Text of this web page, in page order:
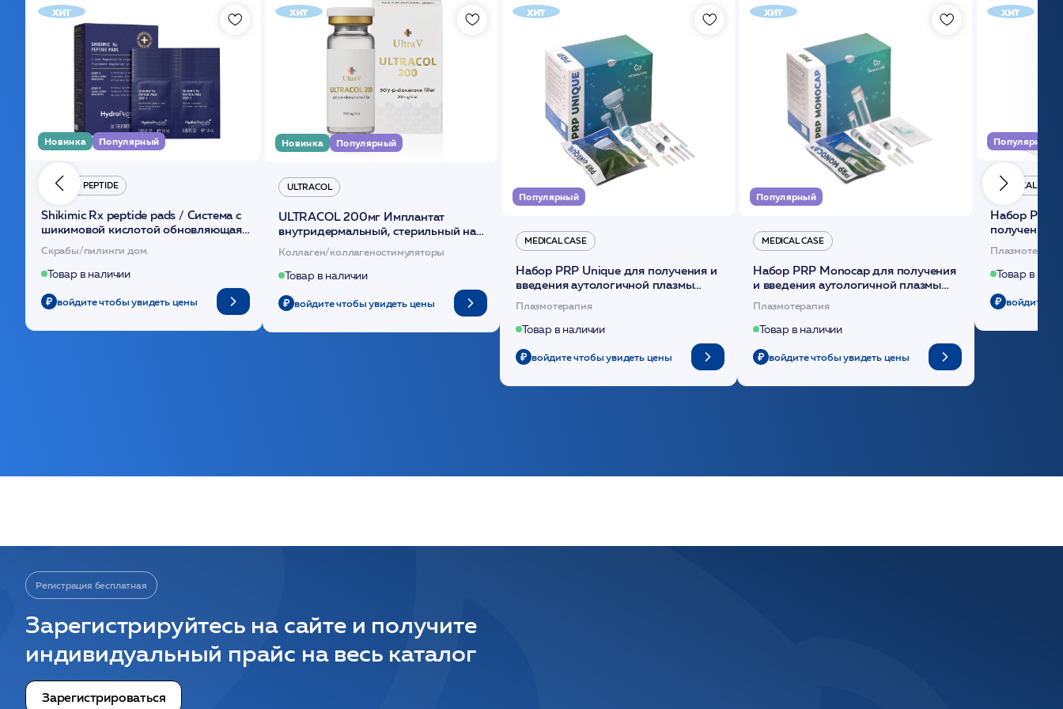
хит
Новинка Популярный
HYDRO PEPTIDE
Shikimic Rx peptide pads / Cистема с
шикимовой кислотой обновляющая
(30шт) /HP
Скрабы/пилинги дом.
Товар в наличии
войдите чтобы увидеть цены
хит
Новинка Популярный
ULTRACOL
ULTRACOL 200мг Имплантат
внутридермальный, стерильный на
основе полидиоксанона /ULTRACOL
Коллаген/коллагеностимуляторы
Товар в наличии
войдите чтобы увидеть цены
хит
Популярный
MEDICAL CASE
Набор PRP Unique для получения и
введения аутологичной плазмы
(саше 1шт)/Medical Case
Плазмотерапия
Товар в наличии
войдите чтобы увидеть цены
хит
Популярный
MEDICAL CASE
Набор PRP Monocap для получения
и введения аутологичной плазмы
(саше 1шт)/Medical Case
Плазмотерапия
Товар в наличии
войдите чтобы увидеть цены
хит
Популярный
MEDICAL CASE
Набор Plasmoactive Стандарт для
получения
плазмы
Товар в
войдите
Регистрация бесплатная
Зарегистрируйтесь на сайте и получите
индивидуальный прайс на весь каталог
Зарегистрироваться